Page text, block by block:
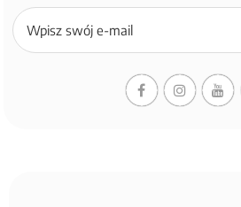
Zapisz
się
newslettera